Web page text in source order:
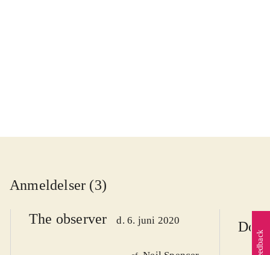
Anmeldelser (3)
The observer d. 6. juni 2020
Feedback